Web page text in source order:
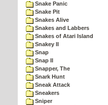
Snake Panic
Snake Pit
Snakes Alive
Snakes and Labbers
Snakes of Atari Island
Snakey II
Snap
Snap II
Snapper, The
Snark Hunt
Sneak Attack
Sneakers
Sniper